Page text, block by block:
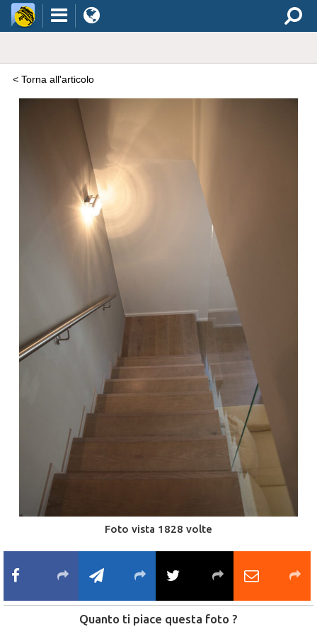
< Torna all'articolo
Foto vista 1828 volte
Quanto ti piace questa foto ?